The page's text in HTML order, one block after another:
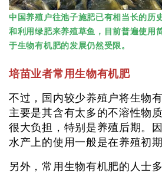
中国养殖户往池子施肥已有相当长的历
和利用绿肥来养殖草鱼，目前普遍使用
于生物有机肥的发展仍然受限。
培苗业者常用生物有机肥
不过，国内较少养殖户将生物
主要是其含有太多的不溶性物
很大负担，特别是养殖后期。
水产上的使用一般是在养殖初期
另外，常用生物有机肥的人士